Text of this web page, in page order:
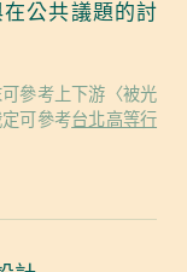
公共議題的討
參考上下游〈被光
可參考台北高等行